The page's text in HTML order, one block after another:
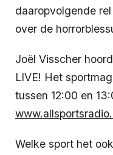
daaropvolgende
over de
Joël Visscher
LIVE! Het
tussen 12:00 en
Welke sport het